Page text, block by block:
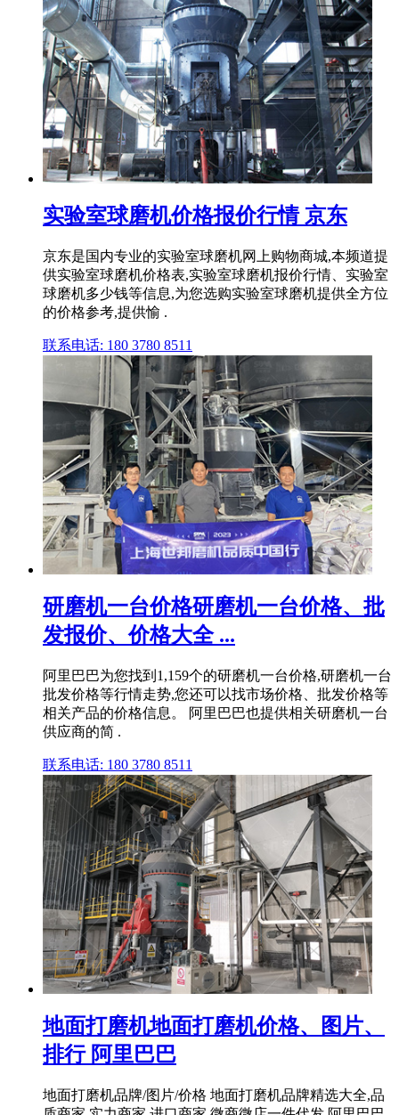
实验室球磨机价格报价行情 京东
京东是国内专业的实验室球磨机网上购物商城,本频道提
供实验室球磨机价格表,实验室球磨机报价行情、实验室
球磨机多少钱等信息,为您选购实验室球磨机提供全方位
的价格参考,提供愉 .
联系电话: 180 3780 8511
研磨机一台价格研磨机一台价格、批
发报价、价格大全 ...
阿里巴巴为您找到1,159个的研磨机一台价格,研磨机一台
批发价格等行情走势,您还可以找市场价格、批发价格等
相关产品的价格信息。 阿里巴巴也提供相关研磨机一台
供应商的简 .
联系电话: 180 3780 8511
地面打磨机地面打磨机价格、图片、
排行 阿里巴巴
地面打磨机品牌/图片/价格 地面打磨机品牌精选大全,品